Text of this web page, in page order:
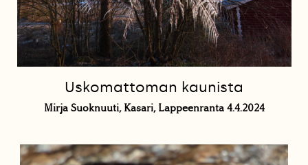
Uskomattoman kaunista
Mirja Suoknuuti, Kasari, Lappeenranta 4.4.2024